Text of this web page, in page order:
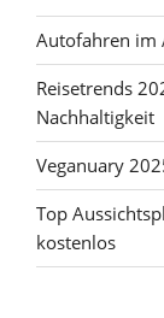
Autofahren im
Reisetrends
Nachhaltigkeit
Veganuary
Top
kostenlos